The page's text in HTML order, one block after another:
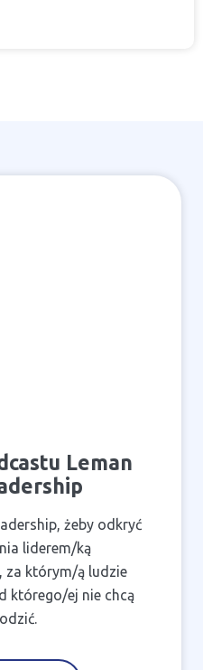
Leman
żeby odkryć
liderem/ką
za którym/ą ludzie
którego/ej nie chcą